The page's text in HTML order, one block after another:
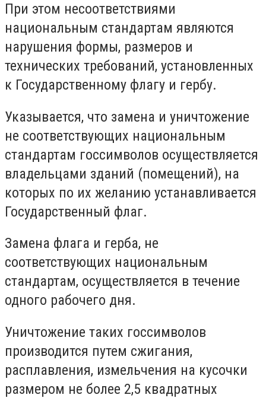
При этом несоответствиями
национальным стандартам являются
нарушения формы, размеров и
технических требований, установленных
к Государственному флагу и гербу.
Указывается, что замена и уничтожение
не соответствующих национальным
стандартам госсимволов осуществляется
владельцами зданий (помещений), на
которых по их желанию устанавливается
Государственный флаг.
Замена флага и герба, не
соответствующих национальным
стандартам, осуществляется в течение
одного рабочего дня.
Уничтожение таких госсимволов
производится путем сжигания,
расплавления, измельчения на кусочки
размером не более 2,5 квадратных